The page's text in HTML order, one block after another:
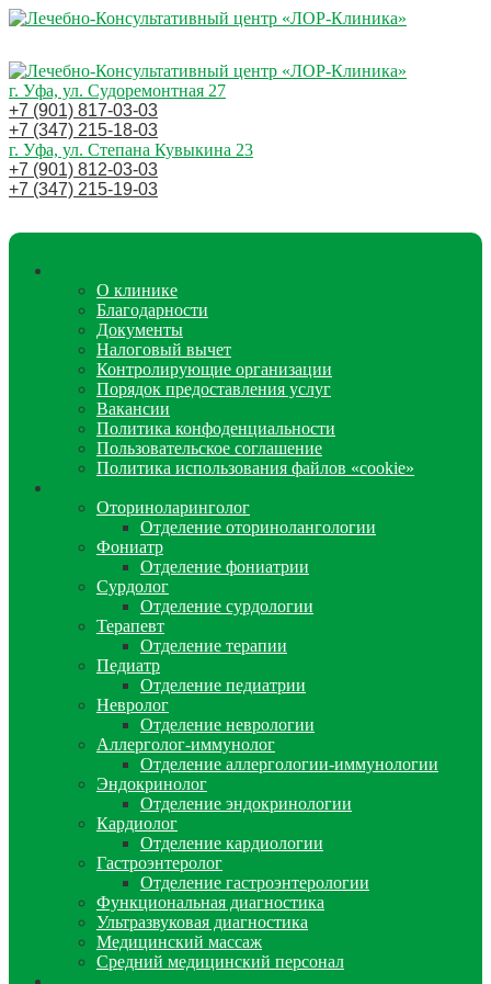
г. Уфа, ул. Судоремонтная 27
+7 (901) 817-03-03
+7 (347) 215-18-03
г. Уфа, ул. Степана Кувыкина 23
+7 (901) 812-03-03
+7 (347) 215-19-03
О клинике
Благодарности
Документы
Налоговый вычет
Контролирующие организации
Порядок предоставления услуг
Вакансии
Политика конфоденциальности
Пользовательское соглашение
Политика использования файлов «cookie»
Оториноларинголог
Отделение оторинолангологии
Фониатр
Отделение фониатрии
Сурдолог
Отделение сурдологии
Терапевт
Отделение терапии
Педиатр
Отделение педиатрии
Невролог
Отделение неврологии
Аллерголог-иммунолог
Отделение аллергологии-иммунологии
Эндокринолог
Отделение эндокринологии
Кардиолог
Отделение кардиологии
Гастроэнтеролог
Отделение гастроэнтерологии
Функциональная диагностика
Ультразвуковая диагностика
Медицинский массаж
Средний медицинский персонал